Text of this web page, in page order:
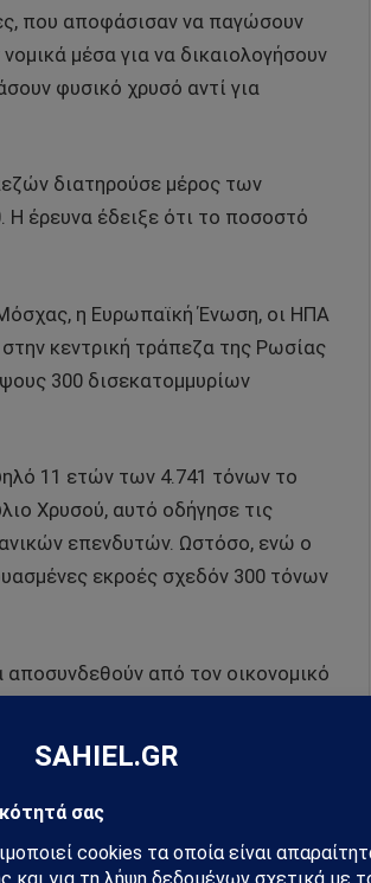
που αποφάσισαν να παγώσουν
μέσα για να δικαιολογήσουν
φυσικό χρυσό αντί για
διατηρούσε μέρος των
έρευνα έδειξε ότι το ποσοστό
Μόσχας, η Ευρωπαϊκή Ένωση, οι ΗΠΑ
κεντρική τράπεζα της Ρωσίας
300 δισεκατομμυρίων
11 ετών των 4.741 τόνων το
Χρυσού, αυτό οδήγησε τις
επενδυτών. Ωστόσο, ενώ ο
εκροές σχεδόν 300 τόνων
αποσυνδεθούν από τον οικονομικό
δολαρίων σε ρωσικά
2022, αφού η κρίση στην
σχέδια για εισπράξεις 3
περιουσιακά στοιχεία που